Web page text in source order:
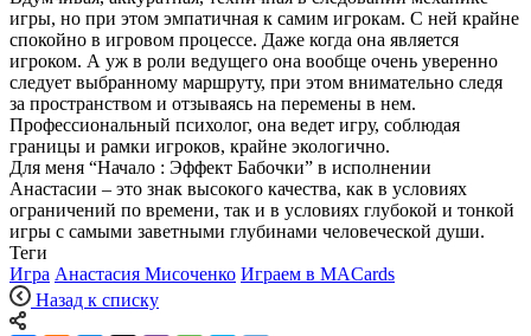
игры, но при этом эмпатичная к самим игрокам. С ней крайне
спокойно в игровом процессе. Даже когда она является
игроком. А уж в роли ведущего она вообще очень уверенно
следует выбранному маршруту, при этом внимательно следя
за пространством и отзываясь на перемены в нем.
Профессиональный психолог, она ведет игру, соблюдая
границы и рамки игроков, крайне экологично.
Для меня “Начало : Эффект Бабочки” в исполнении
Анастасии – это знак высокого качества, как в условиях
ограничений по времени, так и в условиях глубокой и тонкой
игры с самыми заветными глубинами человеческой души.
Теги
Игра Анастасия Мисоченко Играем в MACards
Назад к списку